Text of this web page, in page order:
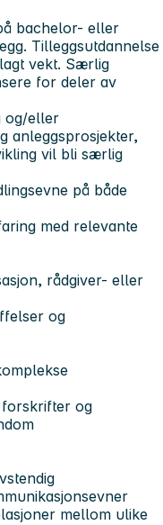
bachelor- eller
Tilleggsutdannelse
vekt. Særlig
for deler av
og/eller
anleggsprosjekter,
vil bli særlig
på både
med relevante
rådgiver- eller
og
og
mellom ulike